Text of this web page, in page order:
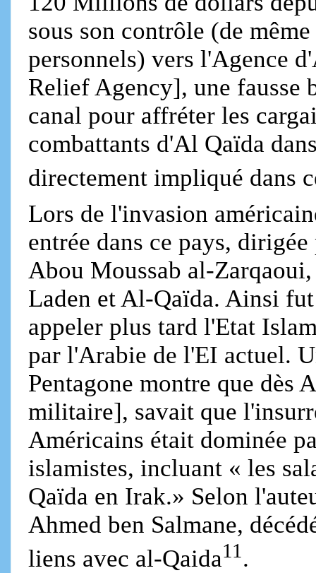
sous son contrôle (de
personnels) vers l'Agence
Relief Agency], une fausse
canal pour affréter les
combattants d'Al Qaïda
directement impliqué dans
Lors de l'invasion
entrée dans ce pays,
Abou Moussab al-
Laden et Al-Qaïda. Ainsi
appeler plus tard l'Etat
par l'Arabie de l'EI actuel.
Pentagone montre que dès
militaire], savait que
Américains était dominée
islamistes, incluant « les
Qaïda en Irak.» Selon
Ahmed ben Salmane,
liens avec al-Qaida11 .